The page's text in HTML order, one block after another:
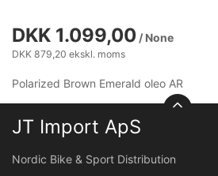
DKK 1.099,00 / None
DKK 879,20 ekskl. moms
Polarized Brown Emerald oleo AR
JT Import ApS
Nordic Bike & Sport Distribution